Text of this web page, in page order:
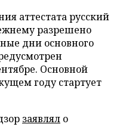
аттестата русский
разрешено
дни основного
Основной
году стартует
заявлял о